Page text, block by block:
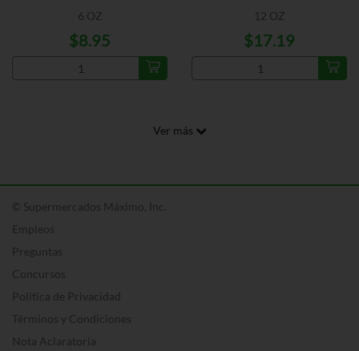
6 OZ
$8.95
12 OZ
$17.19
Ver más
© Supermercados Máximo, Inc.
Empleos
Preguntas
Concursos
Política de Privacidad
Términos y Condiciones
Nota Aclaratoria